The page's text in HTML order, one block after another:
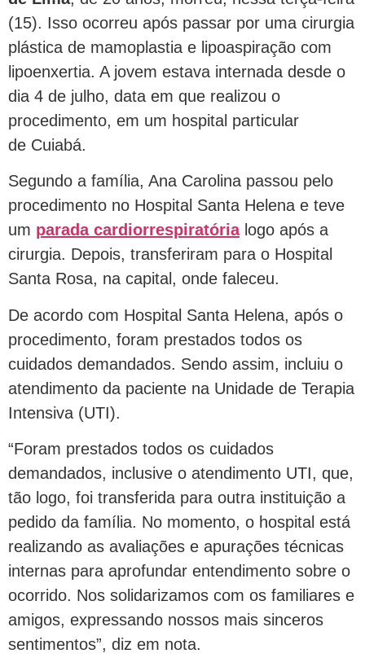
(15). Isso ocorreu após passar por uma cirurgia
plástica de mamoplastia e lipoaspiração com
lipoenxertia. A jovem estava internada desde o
dia 4 de julho, data em que realizou o
procedimento, em um hospital particular
de Cuiabá.
Segundo a família, Ana Carolina passou pelo
procedimento no Hospital Santa Helena e teve
um parada cardiorrespiratórialogo após a
cirurgia. Depois, transferiram para o Hospital
Santa Rosa, na capital, onde faleceu.
De acordo com Hospital Santa Helena, após o
procedimento, foram prestados todos os
cuidados demandados. Sendo assim, incluiu o
atendimento da paciente na Unidade de Terapia
Intensiva (UTI).
“Foram prestados todos os cuidados
demandados, inclusive o atendimento UTI, que,
tão logo, foi transferida para outra instituição a
pedido da família. No momento, o hospital está
realizando as avaliações e apurações técnicas
internas para aprofundar entendimento sobre o
ocorrido. Nos solidarizamos com os familiares e
amigos, expressando nossos mais sinceros
sentimentos”, diz em nota.